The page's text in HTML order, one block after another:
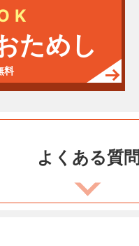
ためし
料
よくある質問